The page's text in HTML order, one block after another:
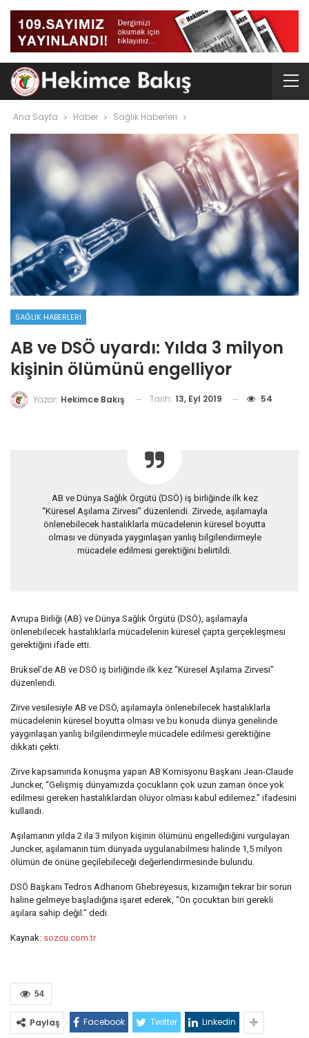
Ana Sayfa Haber Sağlık Haberleri
SAĞLIK HABERLERI
AB ve DSÖ uyardı: Yılda 3 milyon
kişinin ölümünü engelliyor
Yazar: Hekimce Bakış Tarih: 13, Eyl 2019 54
AB ve Dünya Sağlık Örgütü (DSÖ) iş birliğinde ilk kez
“Küresel Aşılama Zirvesi” düzenlendi. Zirvede, aşılamayla
önlenebilecek hastalıklarla mücadelenin küresel boyutta
olması ve dünyada yaygınlaşan yanlış bilgilendirmeyle
mücadele edilmesi gerektiğini belirtildi.
Avrupa Birliği (AB) ve Dünya Sağlık Örgütü (DSÖ), aşılamayla
önlenebilecek hastalıklarla mücadelenin küresel çapta gerçekleşmesi
gerektiğini ifade etti.
Brüksel’de AB ve DSÖ iş birliğinde ilk kez “Küresel Aşılama Zirvesi”
düzenlendi.
Zirve vesilesiyle AB ve DSÖ, aşılamayla önlenebilecek hastalıklarla
mücadelenin küresel boyutta olması ve bu konuda dünya genelinde
yaygınlaşan yanlış bilgilendirmeyle mücadele edilmesi gerektiğine
dikkati çekti.
Zirve kapsamında konuşma yapan AB Komisyonu Başkanı Jean-Claude
Juncker, “Gelişmiş dünyamızda çocukların çok uzun zaman önce yok
edilmesi gereken hastalıklardan ölüyor olması kabul edilemez.” ifadesini
kullandı.
Aşılamanın yılda 2 ila 3 milyon kişinin ölümünü engellediğini vurgulayan
Juncker, aşılamanın tüm dünyada uygulanabilmesi halinde 1,5 milyon
ölümün de önüne geçilebileceği değerlendirmesinde bulundu.
DSÖ Başkanı Tedros Adhanom Ghebreyesus, kızamığın tekrar bir sorun
haline gelmeye başladığına işaret ederek, “On çocuktan biri gerekli
aşılara sahip değil.” dedi.
Kaynak: sozcu.com.tr
54
Paylaş Facebook Twitter Linkedin